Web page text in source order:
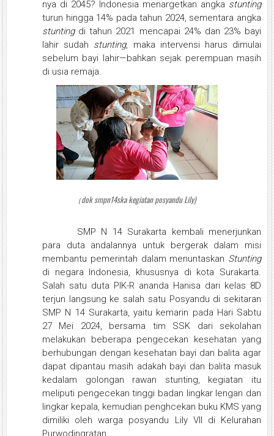
nya di 2045? Indonesia menargetkan angka stunting
turun hingga 14% pada tahun 2024, sementara angka
stuntingdi tahun 2021 mencapai 24% dan 23% bayi
lahir sudah stunting, maka intervensi harus dimulai
sebelum bayi lahir—bahkan sejak perempuan masih
di usia remaja.
(dok smpn14skakegiatan posyandu Lily)
SMP N 14 Surakarta kembali menerjunkan
para duta andalannya untuk bergerak dalam misi
membantu pemerintah dalam menuntaskan Stunting
di negara Indonesia, khususnya di kota Surakarta.
Salah satu duta PIK-R ananda Hanisa dari kelas 8D
terjun langsung ke salah satu Posyandu di sekitaran
SMP N 14 Surakarta, yaitu kemarin pada Hari Sabtu
27 Mei 2024, bersama tim SSK dari sekolahan
melakukan beberapa pengecekan kesehatan yang
berhubungan dengan kesehatan bayi dan balita agar
dapat dipantau masih adakah bayi dan balita masuk
kedalam golongan rawan stunting, kegiatan itu
meliputi pengecekan tinggi badan lingkar lengan dan
lingkar kepala, kemudian penghcekan buku KMS yang
dimiliki oleh warga posyandu Lily VII di Kelurahan
Purwodingratan.